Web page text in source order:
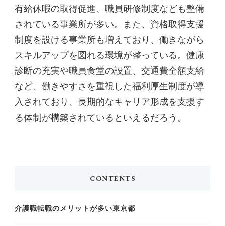
有給休暇の取得促進、職員研修制度なども整備
されている事業所が多い。また、資格取得支援
制度を設ける事業所も増えており、働きながら
スキルアップを図れる環境が整っている。健康
診断の充実や職員食堂の設置、交通費全額支給
など、働きやすさを重視した福利厚生制度が導
入されており、長期的なキャリア形成を支援す
る体制が構築されているといえるだろう。
CONTENTS
介護職転職のメリットが多い東京都